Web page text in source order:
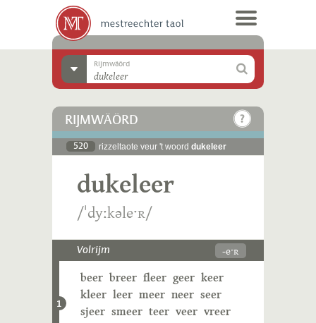
Rijmwäörd
RIJMWÄÖRD
520 rizzeltaote veur 't woord dukeleer
dukeleer
/ˈdyːkəleˑʀ/
Volrijm -eˑʀ
1
beer breer fleer geer keer
kleer leer meer neer seer
sjeer smeer teer veer vreer